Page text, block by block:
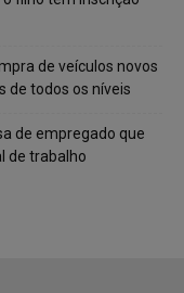
de veículos novos
de todos os níveis
de empregado que
de trabalho